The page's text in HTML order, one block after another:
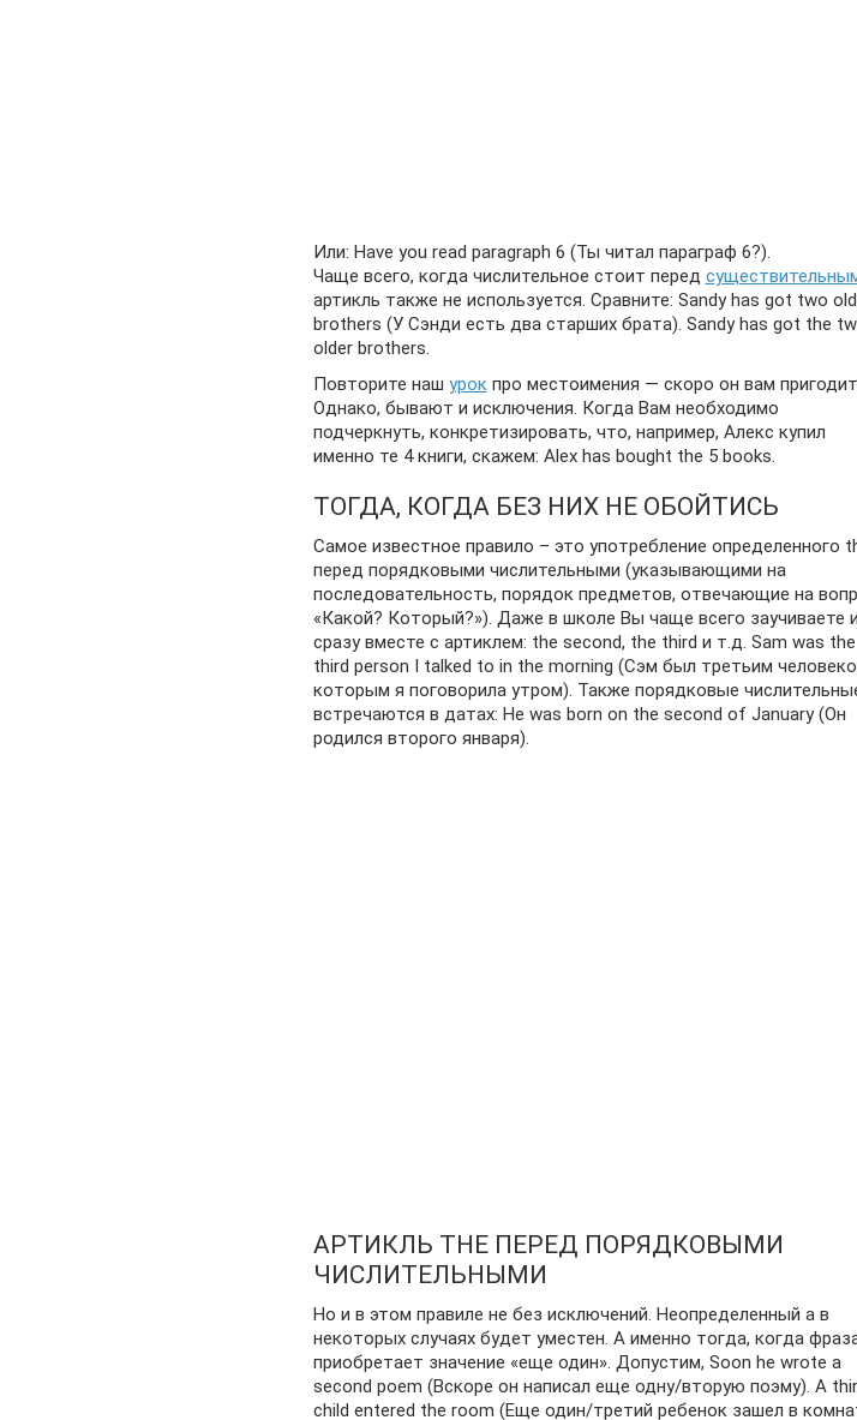
Или: Have you read paragraph 6 (Ты читал параграф 6?).
Чаще всего, когда числительное стоит перед
артикль также не используется. Сравните: Sandy has got two
brothers (У Сэнди есть два старших брата). Sandy has got the
older brothers.
Повторите наш урокпро местоимения — скоро он вам
Однако, бывают и исключения. Когда Вам необходимо
подчеркнуть, конкретизировать, что, например, Алекс купил
именно те 4 книги, скажем: Alex has bought the 5 books.
ТОГДА, КОГДА БЕЗ НИХ НЕ ОБОЙТИСЬ
Самое известное правило – это употребление определенного
перед порядковыми числительными (указывающими на
последовательность, порядок предметов, отвечающие на
«Какой? Который?»). Даже в школе Вы чаще всего заучиваете
сразу вместе с артиклем: the second, the third и т.д. Sam was the
third person I talked to in the morning (Сэм был третьим
которым я поговорила утром). Также порядковые
встречаются в датах: He was born on the second of January (Он
родился второго января).
АРТИКЛЬ THE ПЕРЕД ПОРЯДКОВЫМИ
ЧИСЛИТЕЛЬНЫМИ
Но и в этом правиле не без исключений. Неопределенный a в
некоторых случаях будет уместен. А именно тогда, когда
приобретает значение «еще один». Допустим, Soon he wrote a
second poem (Вскоре он написал еще одну/вторую поэму). A
child entered the room (Еще один/третий ребенок зашел в